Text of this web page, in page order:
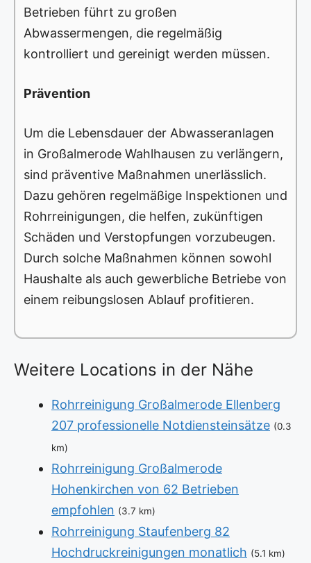
Betrieben führt zu großen
Abwassermengen, die regelmäßig
kontrolliert und gereinigt werden müssen.
Prävention
Um die Lebensdauer der Abwasseranlagen
in Großalmerode Wahlhausen zu verlängern,
sind präventive Maßnahmen unerlässlich.
Dazu gehören regelmäßige Inspektionen und
Rohrreinigungen, die helfen, zukünftigen
Schäden und Verstopfungen vorzubeugen.
Durch solche Maßnahmen können sowohl
Haushalte als auch gewerbliche Betriebe von
einem reibungslosen Ablauf profitieren.
Weitere Locations in der Nähe
Rohrreinigung Großalmerode Ellenberg
207 professionelle Notdiensteinsätze (0.3
km)
Rohrreinigung Großalmerode
Hohenkirchen von 62 Betrieben
empfohlen (3.7 km)
Rohrreinigung Staufenberg 82
Hochdruckreinigungen monatlich (5.1 km)